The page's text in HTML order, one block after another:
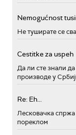
Nemogućnost
Не туширате се
Cestitke za uspeh
Да ли сте знали
производе у
Re: Eh...
Лесковачка
пореклом